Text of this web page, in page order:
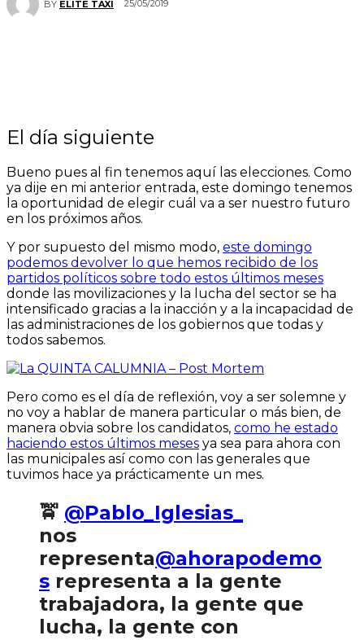
BY ELITE TAXI 25/05/2019
El día siguiente
Bueno pues al fin tenemos aquí las elecciones. Como
ya dije en mi anterior entrada, este domingo tenemos
la oportunidad de elegir cuál va a ser nuestro futuro
en los próximos años.
Y por supuesto del mismo modo, este domingo
podemos devolver lo que hemos recibido de los
partidos políticos sobre todo estos últimos meses
donde las movilizaciones y la lucha del sector se ha
intensificado gracias a la inacción y a la incapacidad de
las administraciones de los gobiernos que todas y
todos sabemos.
Pero como es el día de reflexión, voy a ser solemne y
no voy a hablar de manera particular o más bien, de
manera obvia sobre los candidatos, como he estado
haciendo estos últimos meses ya sea para ahora con
las municipales así como con las generales que
tuvimos hace ya prácticamente un mes.
🚖 @Pablo_Iglesias_
nos
representa@ahorapodemo
s representa a la gente
trabajadora, la gente que
lucha, la gente con